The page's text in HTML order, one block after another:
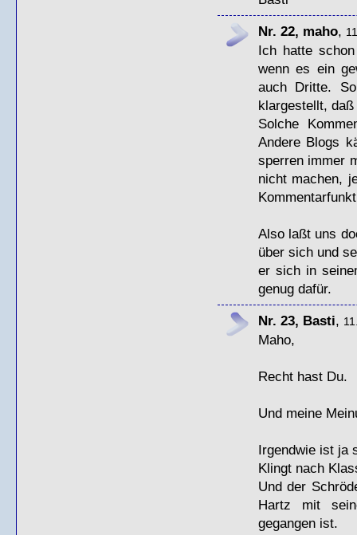
Nr. 22, maho,
Ich hatte
wenn es ein
auch Dritte.
klargestellt,
Solche
Andere Blogs
sperren immer
nicht machen,
Also laßt uns
über sich und
er sich in
genug dafür.
Nr. 23, Basti,
Maho,
Recht hast Du.
Und meine
Irgendwie ist ja
Klingt nach
Und der
Hartz mit
gegangen ist.